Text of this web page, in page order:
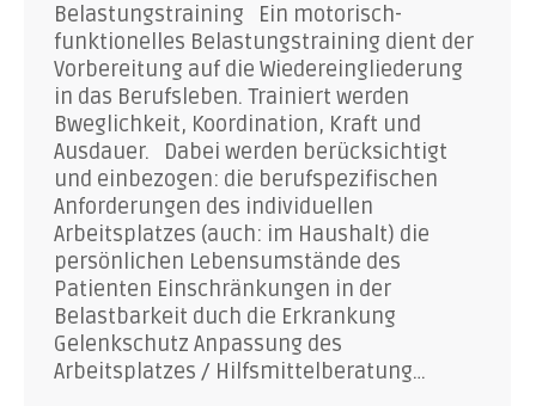
Belastungstraining Ein motorisch-
funktionelles Belastungstraining dient der
Vorbereitung auf die Wiedereingliederung
in das Berufsleben. Trainiert werden
Bweglichkeit, Koordination, Kraft und
Ausdauer. Dabei werden berücksichtigt
und einbezogen: die berufspezifischen
Anforderungen des individuellen
Arbeitsplatzes (auch: im Haushalt) die
persönlichen Lebensumstände des
Patienten Einschränkungen in der
Belastbarkeit duch die Erkrankung
Gelenkschutz Anpassung des
Arbeitsplatzes / Hilfsmittelberatung…